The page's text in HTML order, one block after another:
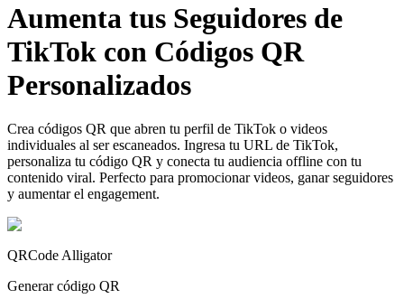
Aumenta tus Seguidores de
TikTok con Códigos QR
Personalizados
Crea códigos QR que abren tu perfil de TikTok o videos
individuales al ser escaneados. Ingresa tu URL de TikTok,
personaliza tu código QR y conecta tu audiencia offline con tu
contenido viral. Perfecto para promocionar videos, ganar seguidores
y aumentar el engagement.
QRCode Alligator
Generar código QR